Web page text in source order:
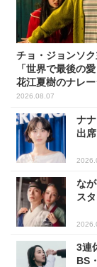
チョ・ジョンソ
「世界で最後の
花江夏樹のナレ
予告映像解禁！
2026.08.07
ナ
出
な
ス
3連
BS